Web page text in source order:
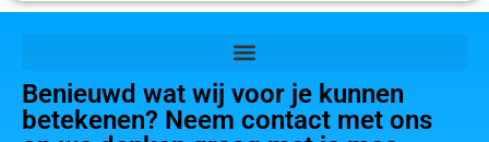
Benieuwd wat wij voor je kunnen
betekenen? Neem contact met ons